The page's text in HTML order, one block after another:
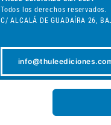
Todos los derechos reservados.
C/ ALCALÁ DE GUADAÍRA 26,